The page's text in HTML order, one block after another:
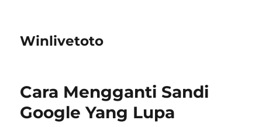
Winlivetoto
Cara Mengganti Sandi
Google Yang Lupa